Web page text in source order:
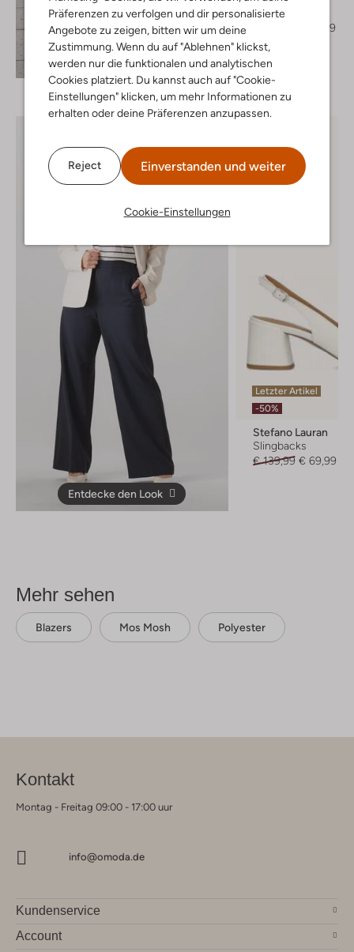
Präferenzen zu verfolgen und dir personalisierte
Angebote zu zeigen, bitten wir um deine
Zustimmung. Wenn du auf "Ablehnen" klickst,
werden nur die funktionalen und analytischen
Cookies platziert. Du kannst auch auf "Cookie-
Einstellungen" klicken, um mehr Informationen zu
erhalten oder deine Präferenzen anzupassen.
Reject Einverstanden und weiter
Cookie-Einstellungen
Entdecke den Look
Slingbacks
€ 97,99
+ mehr farben
Entdecke den Look
Letzter Artikel
-50%
Stefano Lauran
Slingbacks
€ 139,99 € 69,99
Mehr sehen
Blazers Mos Mosh Polyester
Kontakt
Montag - Freitag 09:00 - 17:00 uur
info@omoda.de
Kundenservice
Account